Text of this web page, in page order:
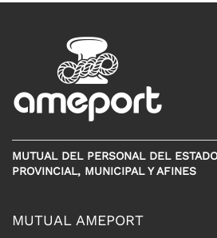
MUTUAL DEL PERSONAL DEL
PROVINCIAL, MUNICIPAL Y AFINES
MUTUAL AMEPORT